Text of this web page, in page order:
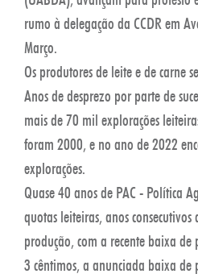
rumo à delegação da CCDR em
Março.
Os produtores de leite e de carne
Anos de desprezo por parte de
mais de 70 mil explorações
foram 2000, e no ano de 2022
explorações.
Quase 40 anos de PAC - Política
quotas leiteiras, anos consecutivos
produção, com a recente baixa
3 cêntimos, a anunciada baixa de